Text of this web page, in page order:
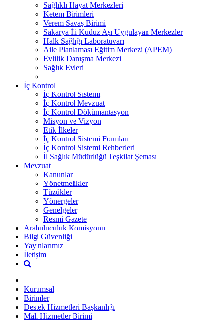
Sağlıklı Hayat Merkezleri
Ketem Birimleri
Verem Savaş Birimi
Sakarya İli Kuduz Aşı Uygulayan Merkezler
Halk Sağlığı Laboratuvarı
Aile Planlaması Eğitim Merkezi (APEM)
Evlilik Danışma Merkezi
Sağlık Evleri
İç Kontrol
İç Kontrol Sistemi
İç Kontrol Mevzuat
İç Kontrol Dökümantasyon
Misyon ve Vizyon
Etik İlkeler
İç Kontrol Sistemi Formları
İç Kontrol Sistemi Rehberleri
İl Sağlık Müdürlüğü Teşkilat Şeması
Mevzuat
Kanunlar
Yönetmelikler
Tüzükler
Yönergeler
Genelgeler
Resmi Gazete
Arabuluculuk Komisyonu
Bilgi Güvenliği
Yayınlarımız
İletişim
Kurumsal
Birimler
Destek Hizmetleri Başkanlığı
Mali Hizmetler Birimi